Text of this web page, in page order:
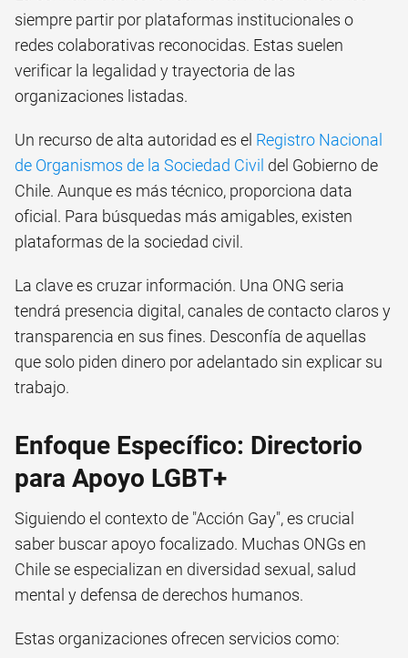
siempre partir por plataformas institucionales o
redes colaborativas reconocidas. Estas suelen
verificar la legalidad y trayectoria de las
organizaciones listadas.
Un recurso de alta autoridad es el Registro Nacional
de Organismos de la Sociedad Civil del Gobierno de
Chile. Aunque es más técnico, proporciona data
oficial. Para búsquedas más amigables, existen
plataformas de la sociedad civil.
La clave es cruzar información. Una ONG seria
tendrá presencia digital, canales de contacto claros y
transparencia en sus fines. Desconfía de aquellas
que solo piden dinero por adelantado sin explicar su
trabajo.
Enfoque Específico: Directorio
para Apoyo LGBT+
Siguiendo el contexto de "Acción Gay", es crucial
saber buscar apoyo focalizado. Muchas ONGs en
Chile se especializan en diversidad sexual, salud
mental y defensa de derechos humanos.
Estas organizaciones ofrecen servicios como: